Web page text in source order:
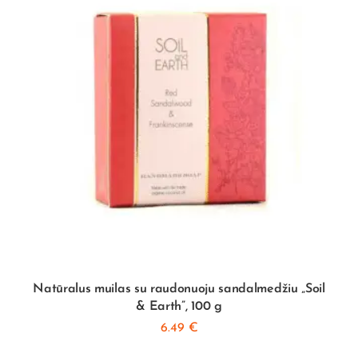
Natūralus muilas su raudonuoju sandalmedžiu „Soil
& Earth”, 100 g
6.49 €